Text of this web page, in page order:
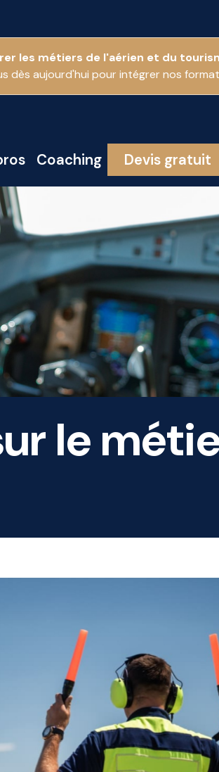
les métiers de l'aérien et du
dès aujourd'hui pour intégrer nos
Coaching Devis gratuit
le